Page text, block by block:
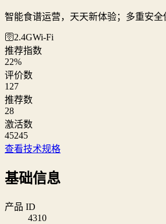
智能食谱运营，天天新体验；多重安全
🛜2.4GWi‑Fi
推荐指数
22%
评价数
127
推荐数
28
激活数
45245
查看技术规格
基础信息
产品 ID
4310